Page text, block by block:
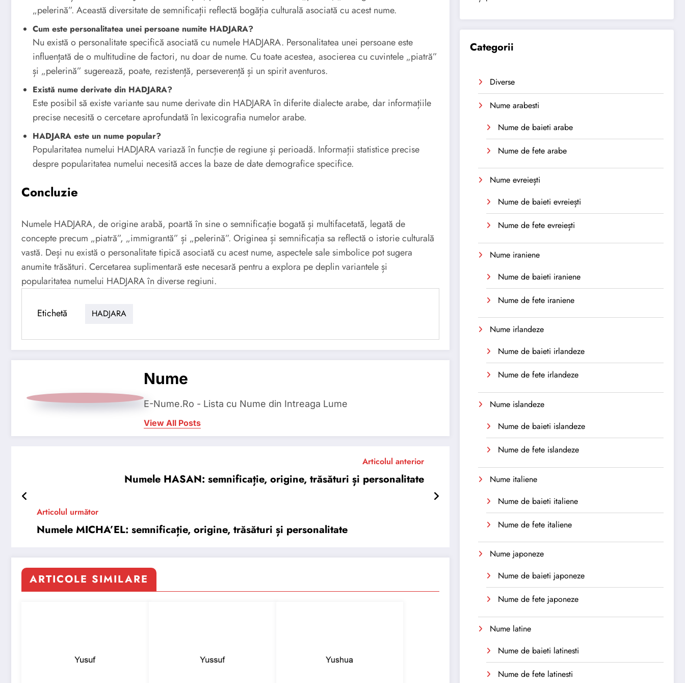
„pelerină”. Această diversitate de semnificații reflectă bogăția culturală asociată cu acest nume.
Cum este personalitatea unei persoane numite HADJARA?
Nu există o personalitate specifică asociată cu numele HADJARA. Personalitatea unei persoane este
influențată de o multitudine de factori, nu doar de nume. Cu toate acestea, asocierea cu cuvintele „piatră”
și „pelerină” sugerează, poate, rezistență, perseverență și un spirit aventuros.
Există nume derivate din HADJARA?
Este posibil să existe variante sau nume derivate din HADJARA în diferite dialecte arabe, dar informațiile
precise necesită o cercetare aprofundată în lexicografia numelor arabe.
HADJARA este un nume popular?
Popularitatea numelui HADJARA variază în funcție de regiune și perioadă. Informații statistice precise
despre popularitatea numelui necesită acces la baze de date demografice specifice.
Concluzie
Numele HADJARA, de origine arabă, poartă în sine o semnificație bogată și multifacetată, legată de
concepte precum „piatră”, „immigrantă” și „pelerină”. Originea și semnificația sa reflectă o istorie culturală
vastă. Deși nu există o personalitate tipică asociată cu acest nume, aspectele sale simbolice pot sugera
anumite trăsături. Cercetarea suplimentară este necesară pentru a explora pe deplin variantele și
popularitatea numelui HADJARA în diverse regiuni.
Etichetă HADJARA
Nume
E-Nume.Ro - Lista cu Nume din Intreaga Lume
View All Posts
Articolul anterior
Numele HASAN: semnificație, origine, trăsături și personalitate
Articolul următor
Numele MICHA’EL: semnificație, origine, trăsături și personalitate
ARTICOLE SIMILARE
Categorii
Diverse
Nume arabesti
Nume de baieti arabe
Nume de fete arabe
Nume evreiești
Nume de baieti evreiești
Nume de fete evreiești
Nume iraniene
Nume de baieti iraniene
Nume de fete iraniene
Nume irlandeze
Nume de baieti irlandeze
Nume de fete irlandeze
Nume islandeze
Nume de baieti islandeze
Nume de fete islandeze
Nume italiene
Nume de baieti italiene
Nume de fete italiene
Nume japoneze
Nume de baieti japoneze
Nume de fete japoneze
Nume latine
Nume de baieti latinesti
Nume de fete latinesti